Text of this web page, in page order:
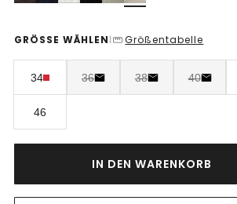
GRÖSSE WÄHLEN | Größentabelle
34 36 38 40
46
IN DEN WARENKORB